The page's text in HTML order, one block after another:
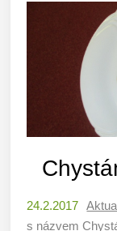
24.2.2017
s názvem